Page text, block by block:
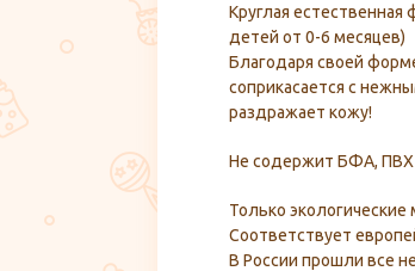
Круглая
детей от 0-6 месяцев)
Благодаря своей
соприкасается с
раздражает кожу!
Не содержит БФА, ПВХ
Только
Соответствует
В России прошли все